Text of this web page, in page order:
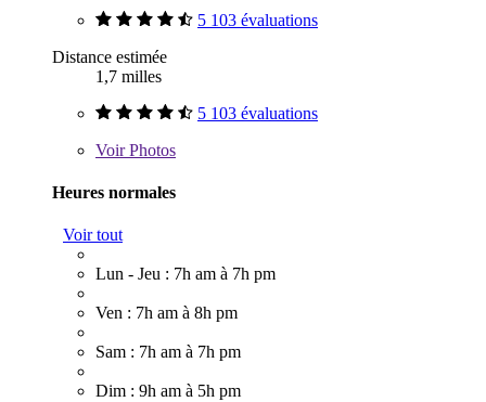
5 103 évaluations
Distance estimée
1,7 milles
5 103 évaluations
VoirPhotos
Heures normales
Voir tout
Lun - Jeu : 7h am à 7h pm
Ven : 7h am à 8h pm
Sam : 7h am à 7h pm
Dim : 9h am à 5h pm